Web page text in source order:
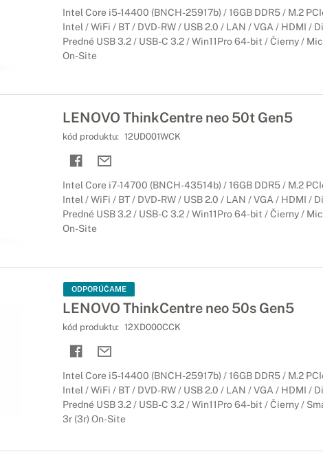
Intel Core i5-14400 (BNCH-25917b) / 16GB DDR5 / M.2
Intel / WiFi / BT / DVD-RW / USB 2.0 / LAN / VGA / HDMI /
Predné USB 3.2 / USB-C 3.2 / Win11Pro 64-bit / Čierny /
On-Site
LENOVO ThinkCentre neo 50t Gen5
kód produktu: 12UD001WCK
Intel Core i7-14700 (BNCH-43514b) / 16GB DDR5 / M.2
Intel / WiFi / BT / DVD-RW / USB 2.0 / LAN / VGA / HDMI /
Predné USB 3.2 / USB-C 3.2 / Win11Pro 64-bit / Čierny /
On-Site
ODPORÚČAME
LENOVO ThinkCentre neo 50s Gen5
kód produktu: 12XD000CCK
Intel Core i5-14400 (BNCH-25917b) / 16GB DDR5 / M.2
Intel / WiFi / BT / DVD-RW / USB 2.0 / LAN / VGA / HDMI /
Predné USB 3.2 / USB-C 3.2 / Win11Pro 64-bit / Čierny /
3r (3r) On-Site